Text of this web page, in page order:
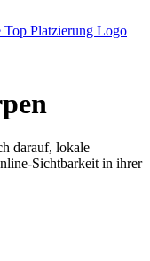
darauf, lokale
Sichtbarkeit in ihrer